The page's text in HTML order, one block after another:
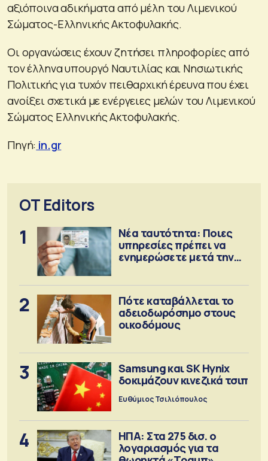
αξιόποινα αδικήματα από μέλη του Λιμενικού
Σώματος-Ελληνικής Ακτοφυλακής.
Οι οργανώσεις έχουν ζητήσει πληροφορίες από
τον έλληνα υπουργό Ναυτιλίας και Νησιωτικής
Πολιτικής για τυχόν πειθαρχική έρευνα που έχει
ανοίξει σχετικά με ενέργειες μελών του Λιμενικού
Σώματος Ελληνικής Ακτοφυλακής.
Πηγή: in.gr
OT Editors
1
Νέα ταυτότητα: Ποιες
υπηρεσίες πρέπει να
ενημερώσετε μετά την
2
Πότε καταβάλλεται το
αδειοδωρόσημο στους
οικοδόμους
3
Samsung και SK Hynix
δοκιμάζουν κινεζικά τσιπ
Ευθύμιος Τσιλιόπουλος
4
ΗΠΑ: Στα 275 δισ. ο
λογαριασμός για τα